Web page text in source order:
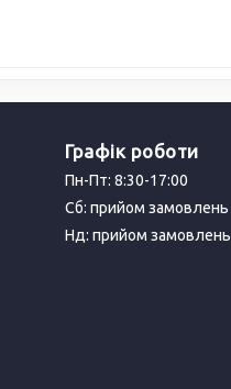
Графік роботи
Пн-Пт: 8:30-17:00
Сб: прийом замовлень
Нд: прийом замовлень